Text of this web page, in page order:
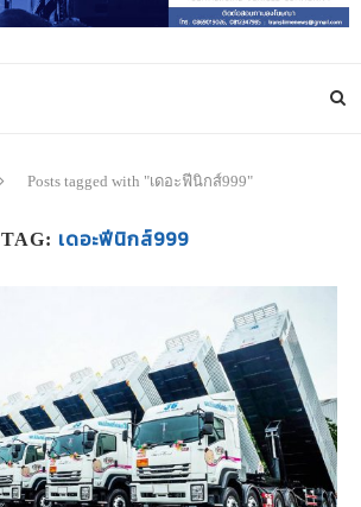
Posts tagged with "เดอะฟีนิกส์999"
TAG: เดอะฟีนิกส์999